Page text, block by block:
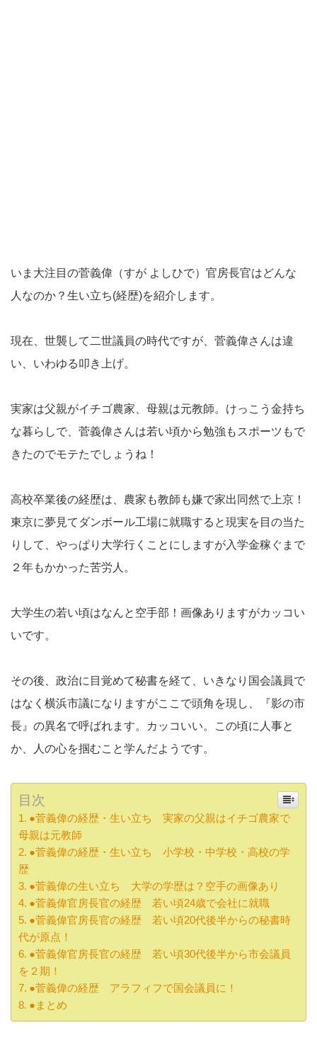
いま大注目の菅義偉（すが よしひで）官房長官はどんな
人なのか？生い立ち(経歴)を紹介します。
現在、世襲して二世議員の時代ですが、菅義偉さんは違
い、いわゆる叩き上げ。
実家は父親がイチゴ農家、母親は元教師。けっこう金持ち
な暮らしで、菅義偉さんは若い頃から勉強もスポーツもで
きたのでモテたでしょうね！
高校卒業後の経歴は、農家も教師も嫌で家出同然で上京！
東京に夢見てダンボール工場に就職すると現実を目の当た
りして、やっぱり大学行くことにしますが入学金稼ぐまで
２年もかかった苦労人。
大学生の若い頃はなんと空手部！画像ありますがカッコい
いです。
その後、政治に目覚めて秘書を経て、いきなり国会議員で
はなく横浜市議になりますがここで頭角を現し、『影の市
長』の異名で呼ばれます。カッコいい。この頃に人事と
か、人の心を掴むこと学んだようです。
目次
●菅義偉の経歴・生い立ち 実家の父親はイチゴ農家で
母親は元教師
●菅義偉の経歴・生い立ち 小学校・中学校・高校の学
歴
●菅義偉の生い立ち 大学の学歴は？空手の画像あり
●菅義偉官房長官の経歴 若い頃24歳で会社に就職
●菅義偉官房長官の経歴 若い頃20代後半からの秘書時
代が原点！
●菅義偉官房長官の経歴 若い頃30代後半から市会議員
を２期！
●菅義偉の経歴 アラフィフで国会議員に！
●まとめ